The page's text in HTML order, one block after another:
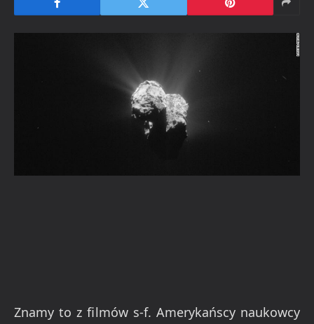
Znamy to z filmów s-f. Amerykańscy naukowcy